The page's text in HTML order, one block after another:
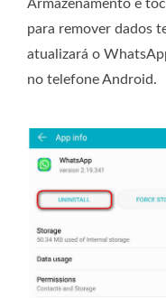
Armazenamento e
para remover dados
atualizará o
no telefone Android.